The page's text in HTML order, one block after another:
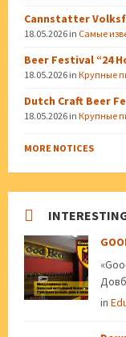
Cannstatter
18.05.2026 in Самые
Beer Festival “24
18.05.2026 in Крупные
Dutch Craft Beer
18.05.2026 in Крупные
MORE NOTICES
in